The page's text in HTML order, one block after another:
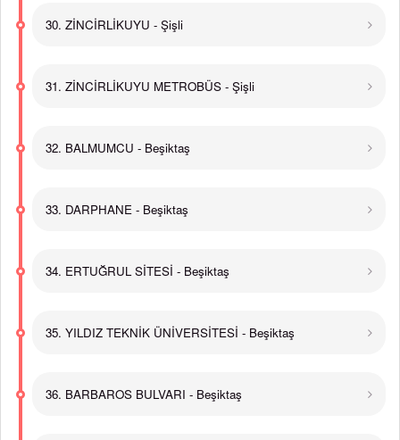
30. ZİNCİRLİKUYU - Şişli
31. ZİNCİRLİKUYU METROBÜS - Şişli
32. BALMUMCU - Beşiktaş
33. DARPHANE - Beşiktaş
34. ERTUĞRUL SİTESİ - Beşiktaş
35. YILDIZ TEKNİK ÜNİVERSİTESİ - Beşiktaş
36. BARBAROS BULVARI - Beşiktaş